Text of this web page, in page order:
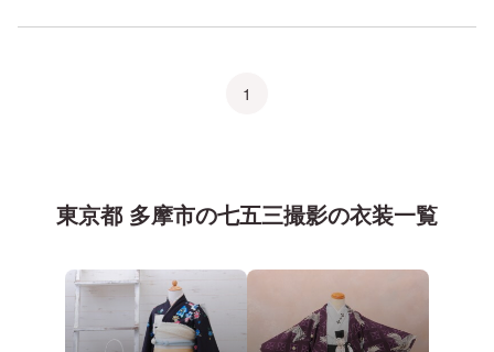
1
東京都 多摩市の七五三撮影の衣装一覧